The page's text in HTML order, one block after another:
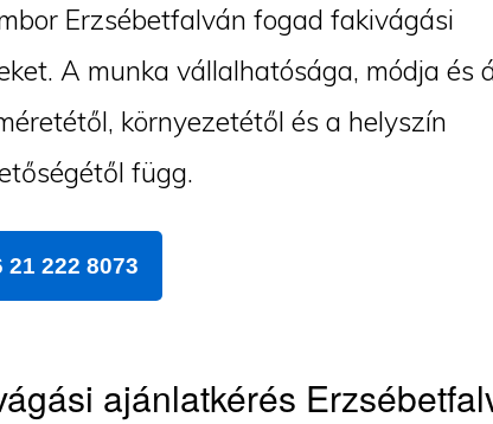
Erzsébetfalván fogad fakivágási
A munka vállalhatósága, módja és
környezetétől és a helyszín
függ.
21 222 8073
ajánlatkérés